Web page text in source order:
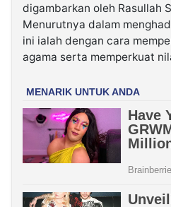
digambarkan oleh Rasullah
Menurutnya dalam
ini ialah dengan cara
agama serta memperkuat